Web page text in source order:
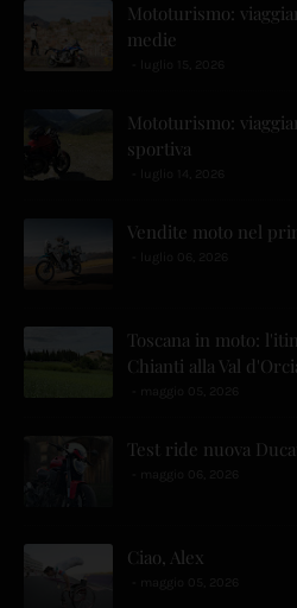
Mototurismo:
medie
Mototurismo:
sportiva
Vendite moto nel
Toscana in moto:
Chianti alla Val
Test ride nuova
Ciao, Alex